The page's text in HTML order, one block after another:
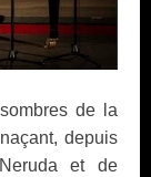
de la
depuis
et de